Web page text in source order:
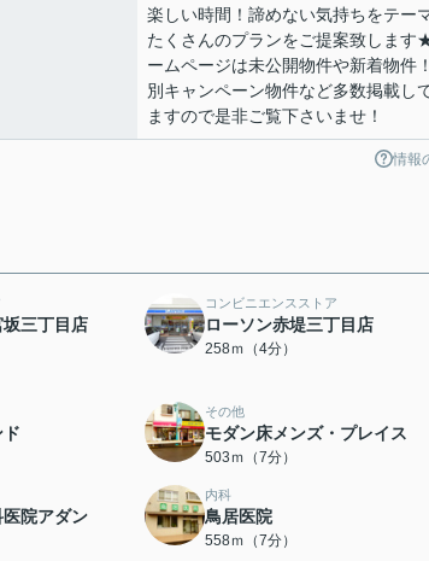
楽しい時間！諦めない気持ちをテー
たくさんのプランをご提案致します
ームページは未公開物件や新着物件
別キャンペーン物件など多数掲載し
ますので是非ご覧下さいませ！
情報
三丁目店
コンビニエンスストア
ローソン赤堤三丁目店
258ｍ（4分）
その他
モダン床メンズ・プレイス
503ｍ（7分）
院アダン
内科
鳥居医院
558ｍ（7分）